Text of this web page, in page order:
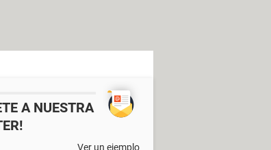
A NUESTRA
Ver un ejemplo